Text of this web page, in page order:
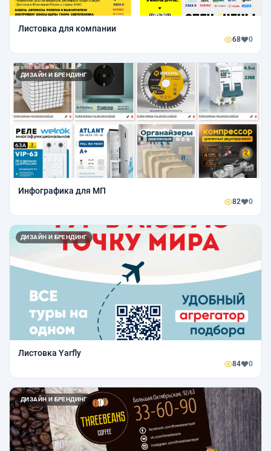
Листовка для компании
68 0
ДИЗАЙН И БРЕНДИНГ
Инфографика для МП
82 0
ДИЗАЙН И БРЕНДИНГ
Листовка Yarfly
84 0
ДИЗАЙН И БРЕНДИНГ